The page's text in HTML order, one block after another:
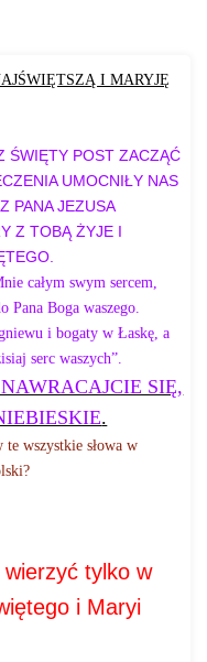
I MARYJĘ
ŚWIĘTY POST ZACZĄĆ
UMOCNIŁY NAS
PANA JEZUSA
Z TOBĄ ŻYJE I
całym swym sercem,
Pana Boga waszego.
i bogaty w Łaskę, a
serc waszych”.
SIĘ,
.
wszystkie słowa w
tylko w
i Maryi